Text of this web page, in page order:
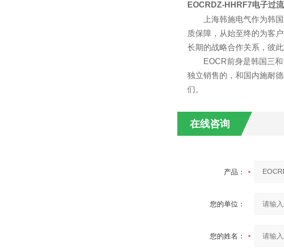
EOCRDZ-HHRF7电子过
上海韩施电气作为韩
质保障，从始至终的为客
长期的战略合作关系，彼
EOCR前身是韩国三
独立销售的，和国内施耐
们。
在线咨询
产品：
您的单位：
您的姓名：